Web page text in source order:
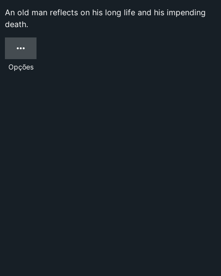
An old man reflects on his long life and his impending
death.
Opções